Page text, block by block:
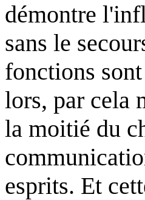
démontre
sans le
fonctions
lors, par cela
la moitié du
esprits. Et